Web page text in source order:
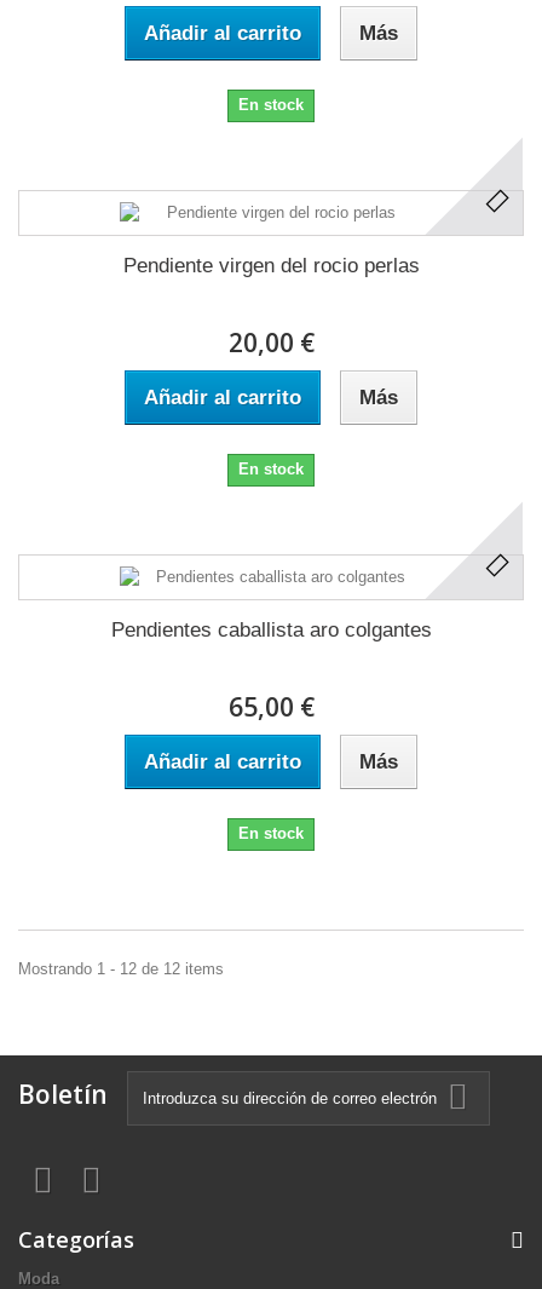
Añadir al carrito Más
En stock
Pendiente virgen del rocio perlas
20,00 €
Añadir al carrito Más
En stock
Pendientes caballista aro colgantes
65,00 €
Añadir al carrito Más
En stock
Mostrando 1 - 12 de 12 items
Boletín
Categorías
Moda